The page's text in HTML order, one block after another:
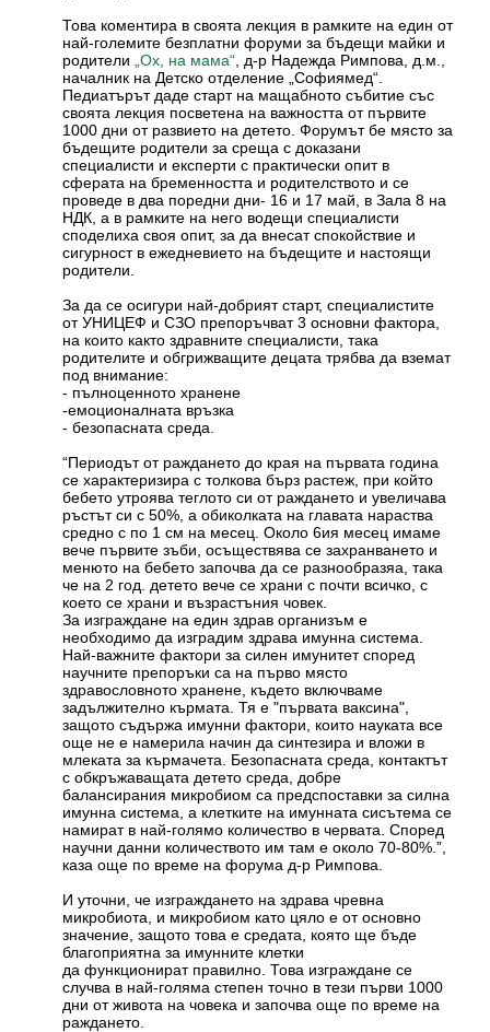
Това коментира в своята лекция в рамките на един от
най-големите безплатни форуми за бъдещи майки и
родители „Ох, на мама“ , д-р Надежда Римпова, д.м.,
началник на Детско отделение „Софиямед“.
Педиатърът даде старт на мащабното събитие със
своята лекция посветена на важността от първите
1000 дни от развието на детето. Форумът бе място за
бъдещите родители за среща с доказани
специалисти и експерти с практически опит в
сферата на бременността и родителството и се
проведе в два поредни дни- 16 и 17 май, в Зала 8 на
НДК, а в рамките на него водещи специалисти
споделиха своя опит, за да внесат спокойствие и
сигурност в ежедневието на бъдещите и настоящи
родители.
За да се осигури най-добрият старт, специалистите
от УНИЦЕФ и СЗО препоръчват 3 основни фактора,
на които както здравните специалисти, така
родителите и обгрижващите децата трябва да вземат
под внимание:
- пълноценното хранене
-емоционалната връзка
- безопасната среда.
“Периодът от раждането до края на първата година
се характеризира с толкова бърз растеж, при който
бебето утроява теглото си от раждането и увеличава
ръстът си с 50%, а обиколката на главата нараства
средно с по 1 см на месец. Около 6ия месец имаме
вече първите зъби, осъществява се захранването и
менюто на бебето започва да се разнообразяа, така
че на 2 год. детето вече се храни с почти всичко, с
което се храни и възрастъния човек.
За изграждане на един здрав организъм е
необходимо да изградим здрава имунна система.
Най-важните фактори за силен имунитет според
научните препоръки са на първо място
здравословното хранене, където включваме
задължително кърмата. Тя е "първата ваксина",
защото съдържа имунни фактори, които науката все
още не е намерила начин да синтезира и вложи в
млеката за кърмачета. Безопасната среда, контактът
с обкръжаващата детето среда, добре
балансирания микробиом са предспоставки за силна
имунна система, а клетките на имунната сисътема се
намират в най-голямо количество в червата. Според
научни данни количеството им там е около 70-80%.”,
каза още по време на форума д-р Римпова.
И уточни, че изграждането на здрава чревна
микробиота, и микробиом като цяло е от основно
значение, защото това е средата, която ще бъде
благоприятна за имунните клетки
да функционират правилно. Това изграждане се
случва в най-голяма степен точно в тези първи 1000
дни от живота на човека и започва още по време на
раждането.